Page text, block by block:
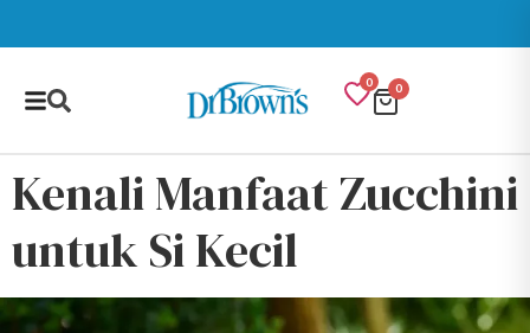
0 0
Kenali Manfaat Zucchini
untuk Si Kecil